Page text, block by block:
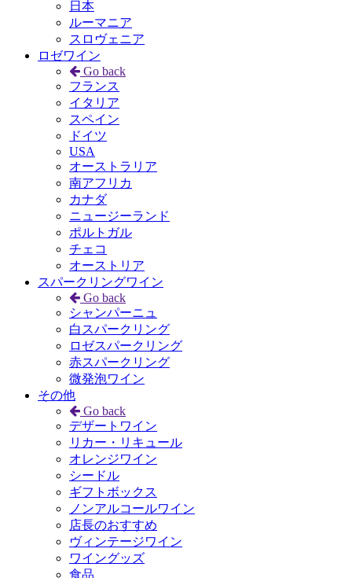
日本
ルーマニア
スロヴェニア
ロゼワイン
Go back
フランス
イタリア
スペイン
ドイツ
USA
オーストラリア
南アフリカ
カナダ
ニュージーランド
ポルトガル
チェコ
オーストリア
スパークリングワイン
Go back
シャンパーニュ
白スパークリング
ロゼスパークリング
赤スパークリング
微発泡ワイン
その他
Go back
デザートワイン
リカー・リキュール
オレンジワイン
シードル
ギフトボックス
ノンアルコールワイン
店長のおすすめ
ヴィンテージワイン
ワイングッズ
食品